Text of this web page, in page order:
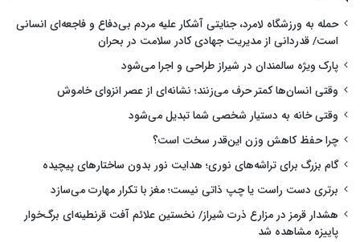
حمله به ورزشگاه لامرد، جنایتی آشکار علیه مردم بی‌دفاع و فاجعه‌ای انسانی
است/ قدردانی از مدیریت جهادی کادر سلامت در بحران
پارک ویژه سالمندان در شیراز طراحی و اجرا می‌شود
وقتی انسان‌ها کمتر حرف می‌زنند؛ نشانه‌ای از عصر انزوای خاموش
وقتی خانه به دستیار شخصی شما تبدیل می‌شود
چرا حفظ کاهش وزن این‌قدر سخت است؟
گام بزرگ برای تراشه‌های نوری؛ هدایت نور بدون ساختارهای پیچیده
برتری دست راست یا چپ ذاتی نیست؛ مغز با تکرار مهارت می‌سازد
هشدار قرمز در مزارع ذرت شیراز/ نخستین علائم آفت قرنطینه‌ای برگ‌خوار
پاییزه مشاهده شد